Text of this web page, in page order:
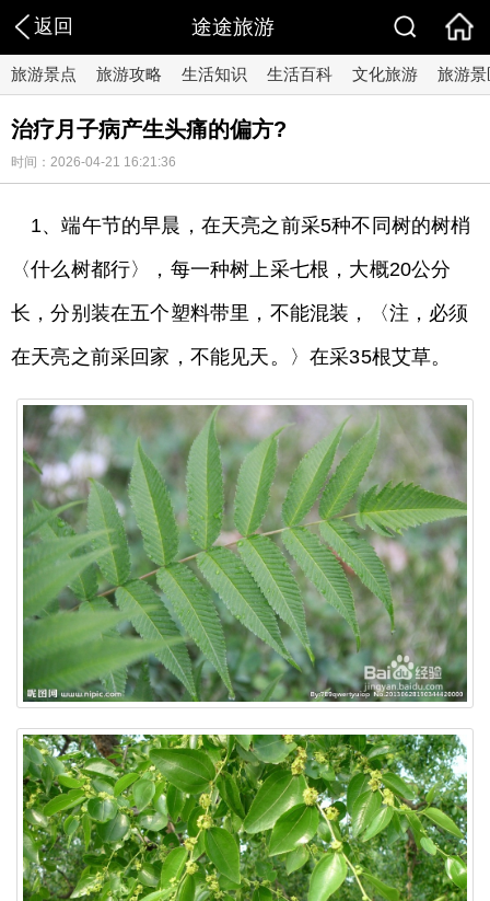
返回 途途旅游
旅游景点 旅游攻略 生活知识 生活百科 文化旅游 旅游景
治疗月子病产生头痛的偏方?
时间：2026-04-21 16:21:36
1、端午节的早晨，在天亮之前采5种不同树的树梢
〈什么树都行〉，每一种树上采七根，大概20公分
长，分别装在五个塑料带里，不能混装，〈注，必须
在天亮之前采回家，不能见天。〉在采35根艾草。